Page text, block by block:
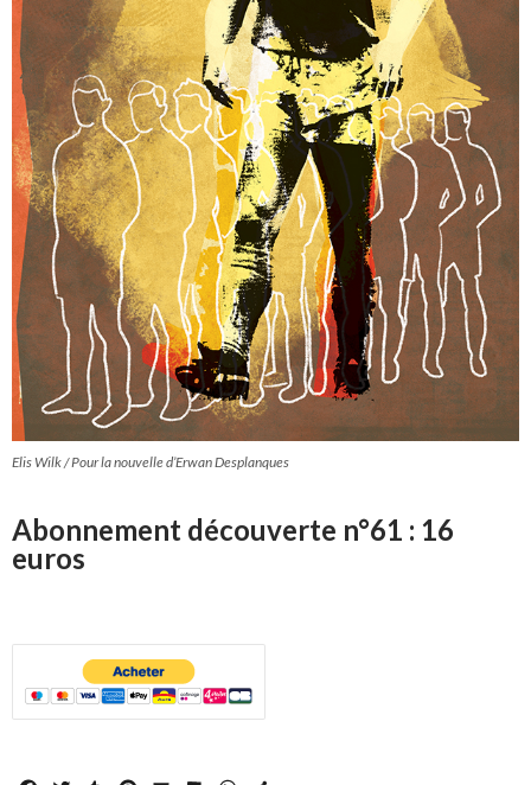
Elis Wilk / Pour la nouvelle d’Erwan Desplanques
Abonnement découverte n°61 : 16
euros